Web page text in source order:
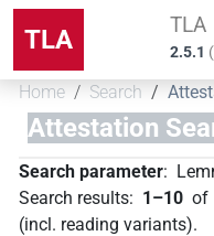
TLA TLA
2.5.1 (
Home Search
Attestation
Search parameter:
Search results: 1–10 of
(incl. reading variants).